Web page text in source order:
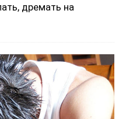
дремать на